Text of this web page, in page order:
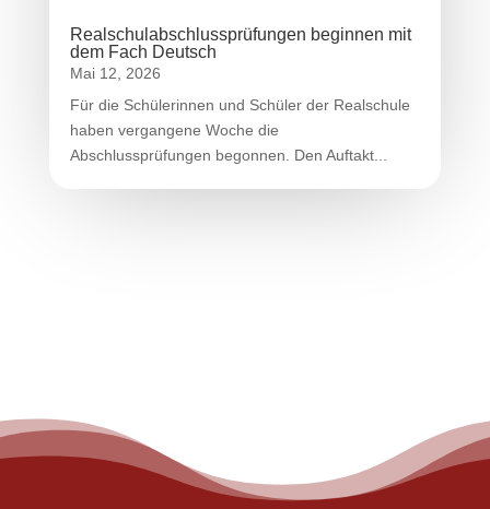
Realschulabschlussprüfungen beginnen mit
dem Fach Deutsch
Mai 12, 2026
Für die Schülerinnen und Schüler der Realschule
haben vergangene Woche die
Abschlussprüfungen begonnen. Den Auftakt...